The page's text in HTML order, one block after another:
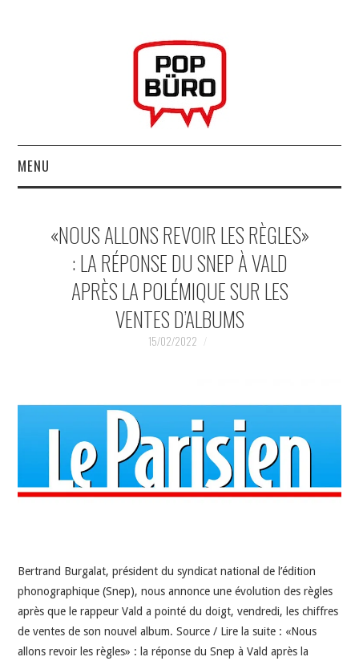
MENU
MUSIQUESACTUELLES.NET
GABBA GABBA HEY !
DOKO
«NOUS ALLONS REVOIR LES RÈGLES»
: LA RÉPONSE DU SNEP À VALD
APRÈS LA POLÉMIQUE SUR LES
VENTES D’ALBUMS
15/02/2022
Bertrand Burgalat, président du syndicat national de l’édition
phonographique (Snep), nous annonce une évolution des règles
après que le rappeur Vald a pointé du doigt, vendredi, les chiffres
de ventes de son nouvel album. Source / Lire la suite : «Nous
allons revoir les règles» : la réponse du Snep à Vald après la